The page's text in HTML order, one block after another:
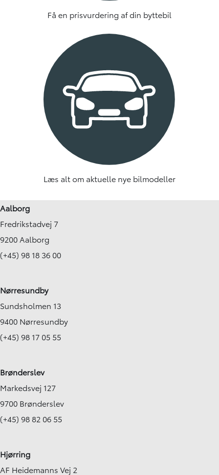
Få en prisvurdering af din byttebil
Læs alt om aktuelle nye bilmodeller
Aalborg
Fredrikstadvej 7
9200 Aalborg
(+45) 98 18 36 00
Nørresundby
Sundsholmen 13
9400 Nørresundby
(+45) 98 17 05 55
Brønderslev
Markedsvej 127
9700 Brønderslev
(+45) 98 82 06 55
Hjørring
AF Heidemanns Vej 2